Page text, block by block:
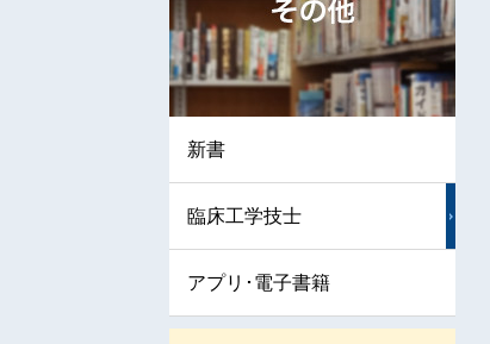
新書
臨床工学技士
アプリ･電子書籍